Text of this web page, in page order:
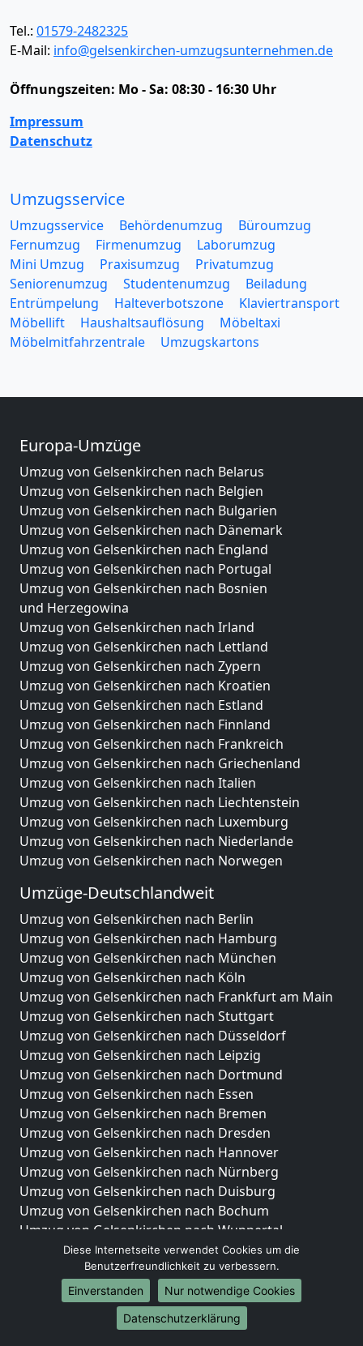
Tel.: 01579-2482325
E-Mail: info@gelsenkirchen-umzugsunternehmen.de
Öffnungszeiten: Mo - Sa: 08:30 - 16:30 Uhr
Impressum
Datenschutz
Umzugsservice
Umzugsservice Behördenumzug
Büroumzug
Fernumzug
Firmenumzug
Laborumzug
Mini Umzug
Praxisumzug
Privatumzug
Seniorenumzug
Studentenumzug
Beiladung
Entrümpelung
Halteverbotszone
Klaviertransport
Möbellift
Haushaltsauflösung
Möbeltaxi
Möbelmitfahrzentrale
Umzugskartons
Europa-Umzüge
Umzug von Gelsenkirchen nach Belarus
Umzug von Gelsenkirchen nach Belgien
Umzug von Gelsenkirchen nach Bulgarien
Umzug von Gelsenkirchen nach Dänemark
Umzug von Gelsenkirchen nach England
Umzug von Gelsenkirchen nach Portugal
Umzug von Gelsenkirchen nach Bosnien
und Herzegowina
Umzug von Gelsenkirchen nach Irland
Umzug von Gelsenkirchen nach Lettland
Umzug von Gelsenkirchen nach Zypern
Umzug von Gelsenkirchen nach Kroatien
Umzug von Gelsenkirchen nach Estland
Umzug von Gelsenkirchen nach Finnland
Umzug von Gelsenkirchen nach Frankreich
Umzug von Gelsenkirchen nach Griechenland
Umzug von Gelsenkirchen nach Italien
Umzug von Gelsenkirchen nach Liechtenstein
Umzug von Gelsenkirchen nach Luxemburg
Umzug von Gelsenkirchen nach Niederlande
Umzug von Gelsenkirchen nach Norwegen
Umzüge-Deutschlandweit
Umzug von Gelsenkirchen nach Berlin
Umzug von Gelsenkirchen nach Hamburg
Umzug von Gelsenkirchen nach München
Umzug von Gelsenkirchen nach Köln
Umzug von Gelsenkirchen nach Frankfurt am Main
Umzug von Gelsenkirchen nach Stuttgart
Umzug von Gelsenkirchen nach Düsseldorf
Umzug von Gelsenkirchen nach Leipzig
Umzug von Gelsenkirchen nach Dortmund
Umzug von Gelsenkirchen nach Essen
Umzug von Gelsenkirchen nach Bremen
Umzug von Gelsenkirchen nach Dresden
Umzug von Gelsenkirchen nach Hannover
Umzug von Gelsenkirchen nach Nürnberg
Umzug von Gelsenkirchen nach Duisburg
Umzug von Gelsenkirchen nach Bochum
Umzug von Gelsenkirchen nach Wuppertal
Umzug von Gelsenkirchen nach Bielefeld
Umzug von Gelsenkirchen nach Bonn
Umzug von Gelsenkirchen nach Münster
Internationale-Umzüge
Diese Internetseite verwendet Cookies um die
Benutzerfreundlichkeit zu verbessern.
Einverstanden
Nur notwendige Cookies
Datenschutzerklärung